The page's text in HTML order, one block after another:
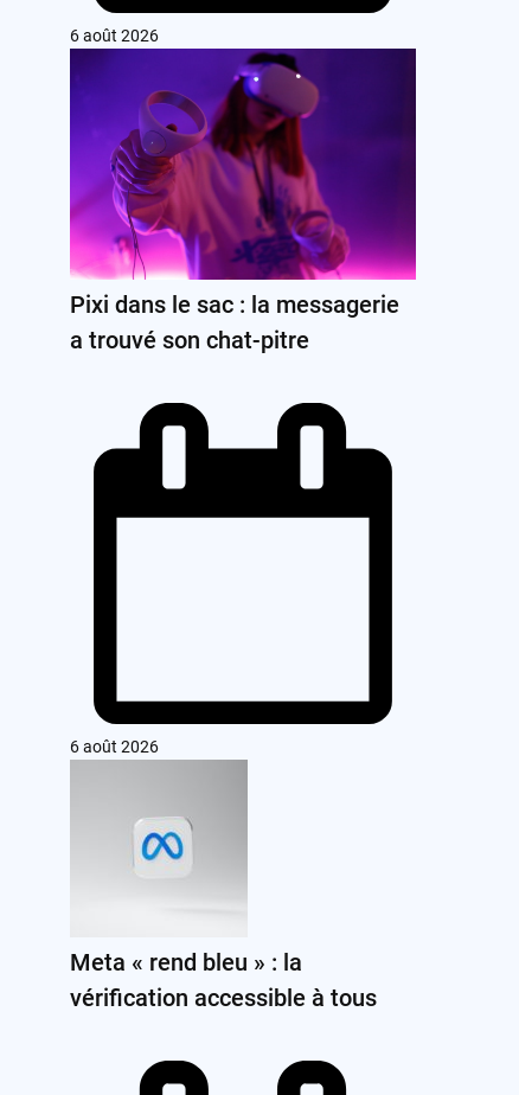
6 août 2026
Pixi dans le sac : la messagerie
a trouvé son chat-pitre
6 août 2026
Meta « rend bleu » : la
vérification accessible à tous